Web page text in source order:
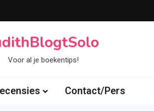
Voor al je boekentips!
Contact/Pers